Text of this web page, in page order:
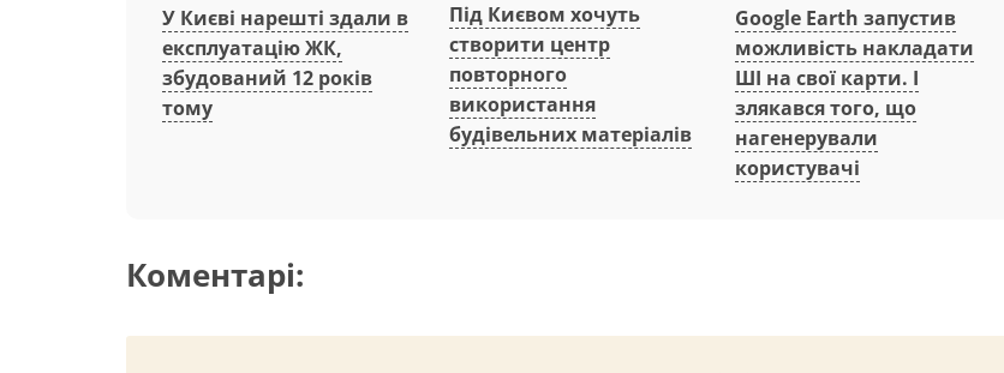
У Києві нарешті здали в
експлуатацію ЖК,
збудований 12 років
тому
Під Києвом хочуть
створити центр
повторного
використання
будівельних матеріалів
Google Earth запустив
можливість накладати
ШІ на свої карти. І
злякався того, що
нагенерували
користувачі
Коментарі: